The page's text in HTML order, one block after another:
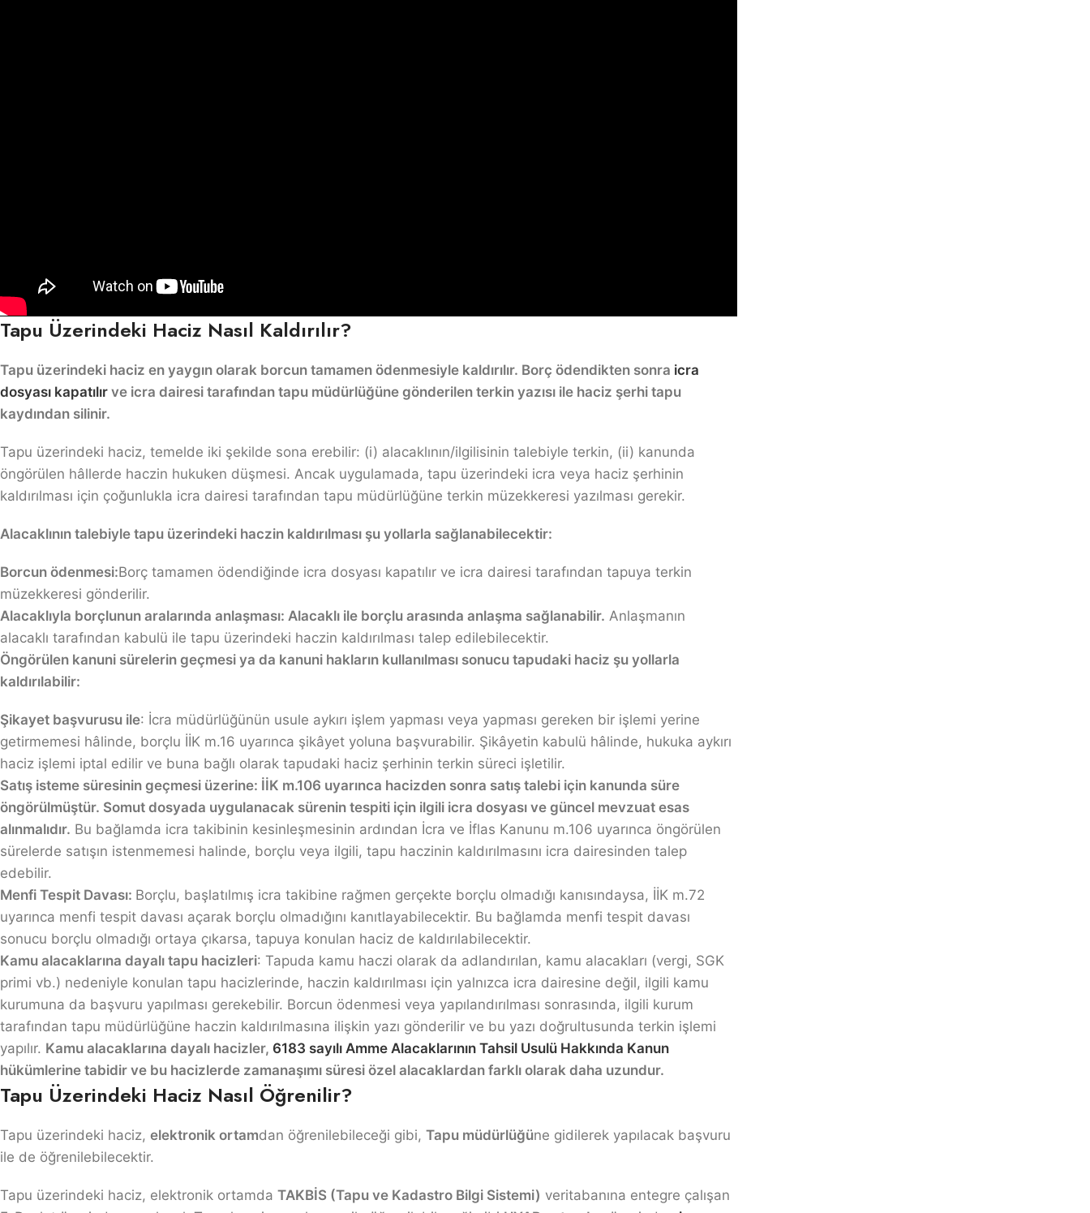
Tapu Üzerindeki Haciz Nasıl Kaldırılır?
Tapu üzerindeki haciz en yaygın olarak borcun tamamen ödenmesiyle kaldırılır. Borç ödendikten sonra icra
dosyası kapatılır ve icra dairesi tarafından tapu müdürlüğüne gönderilen terkin yazısı ile haciz şerhi tapu
kaydından silinir.
Tapu üzerindeki haciz, temelde iki şekilde sona erebilir: (i) alacaklının/ilgilisinin talebiyle terkin, (ii) kanunda
öngörülen hâllerde haczin hukuken düşmesi. Ancak uygulamada, tapu üzerindeki icra veya haciz şerhinin
kaldırılması için çoğunlukla icra dairesi tarafından tapu müdürlüğüne terkin müzekkeresi yazılması gerekir.
Alacaklının talebiyle tapu üzerindeki haczin kaldırılması şu yollarla sağlanabilecektir:
Borcun ödenmesi:Borç tamamen ödendiğinde icra dosyası kapatılır ve icra dairesi tarafından tapuya terkin
müzekkeresi gönderilir.
Alacaklıyla borçlunun aralarında anlaşması: Alacaklı ile borçlu arasında anlaşma sağlanabilir. Anlaşmanın
alacaklı tarafından kabulü ile tapu üzerindeki haczin kaldırılması talep edilebilecektir.
Öngörülen kanuni sürelerin geçmesi ya da kanuni hakların kullanılması sonucu tapudaki haciz şu yollarla
kaldırılabilir:
Şikayet başvurusu ile: İcra müdürlüğünün usule aykırı işlem yapması veya yapması gereken bir işlemi yerine
getirmemesi hâlinde, borçlu İİK m.16 uyarınca şikâyet yoluna başvurabilir. Şikâyetin kabulü hâlinde, hukuka aykırı
haciz işlemi iptal edilir ve buna bağlı olarak tapudaki haciz şerhinin terkin süreci işletilir.
Satış isteme süresinin geçmesi üzerine: İİK m.106 uyarınca hacizden sonra satış talebi için kanunda süre
öngörülmüştür. Somut dosyada uygulanacak sürenin tespiti için ilgili icra dosyası ve güncel mevzuat esas
alınmalıdır. Bu bağlamda icra takibinin kesinleşmesinin ardından İcra ve İflas Kanunu m.106 uyarınca öngörülen
sürelerde satışın istenmemesi halinde, borçlu veya ilgili, tapu haczinin kaldırılmasını icra dairesinden talep
edebilir.
Menfi Tespit Davası: Borçlu, başlatılmış icra takibine rağmen gerçekte borçlu olmadığı kanısındaysa, İİK m.72
uyarınca menfi tespit davası açarak borçlu olmadığını kanıtlayabilecektir. Bu bağlamda menfi tespit davası
sonucu borçlu olmadığı ortaya çıkarsa, tapuya konulan haciz de kaldırılabilecektir.
Kamu alacaklarına dayalı tapu hacizleri: Tapuda kamu haczi olarak da adlandırılan, kamu alacakları (vergi, SGK
primi vb.) nedeniyle konulan tapu hacizlerinde, haczin kaldırılması için yalnızca icra dairesine değil, ilgili kamu
kurumuna da başvuru yapılması gerekebilir. Borcun ödenmesi veya yapılandırılması sonrasında, ilgili kurum
tarafından tapu müdürlüğüne haczin kaldırılmasına ilişkin yazı gönderilir ve bu yazı doğrultusunda terkin işlemi
yapılır. Kamu alacaklarına dayalı hacizler, 6183 sayılı Amme Alacaklarının Tahsil Usulü Hakkında Kanun
hükümlerine tabidir ve bu hacizlerde zamanaşımı süresi özel alacaklardan farklı olarak daha uzundur.
Tapu Üzerindeki Haciz Nasıl Öğrenilir?
Tapu üzerindeki haciz, elektronik ortamdan öğrenilebileceği gibi, Tapu müdürlüğüne gidilerek yapılacak başvuru
ile de öğrenilebilecektir.
Tapu üzerindeki haciz, elektronik ortamda TAKBİS (Tapu ve Kadastro Bilgi Sistemi) veritabanına entegre çalışan